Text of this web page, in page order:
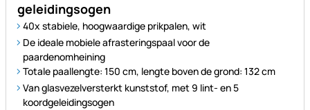
geleidingsogen
40x stabiele, hoogwaardige prikpalen, wit
De ideale mobiele afrasteringspaal voor de
paardenomheining
Totale paallengte: 150 cm, lengte boven de grond: 132 cm
Van glasvezelversterkt kunststof, met 9 lint- en 5
koordgeleidingsogen